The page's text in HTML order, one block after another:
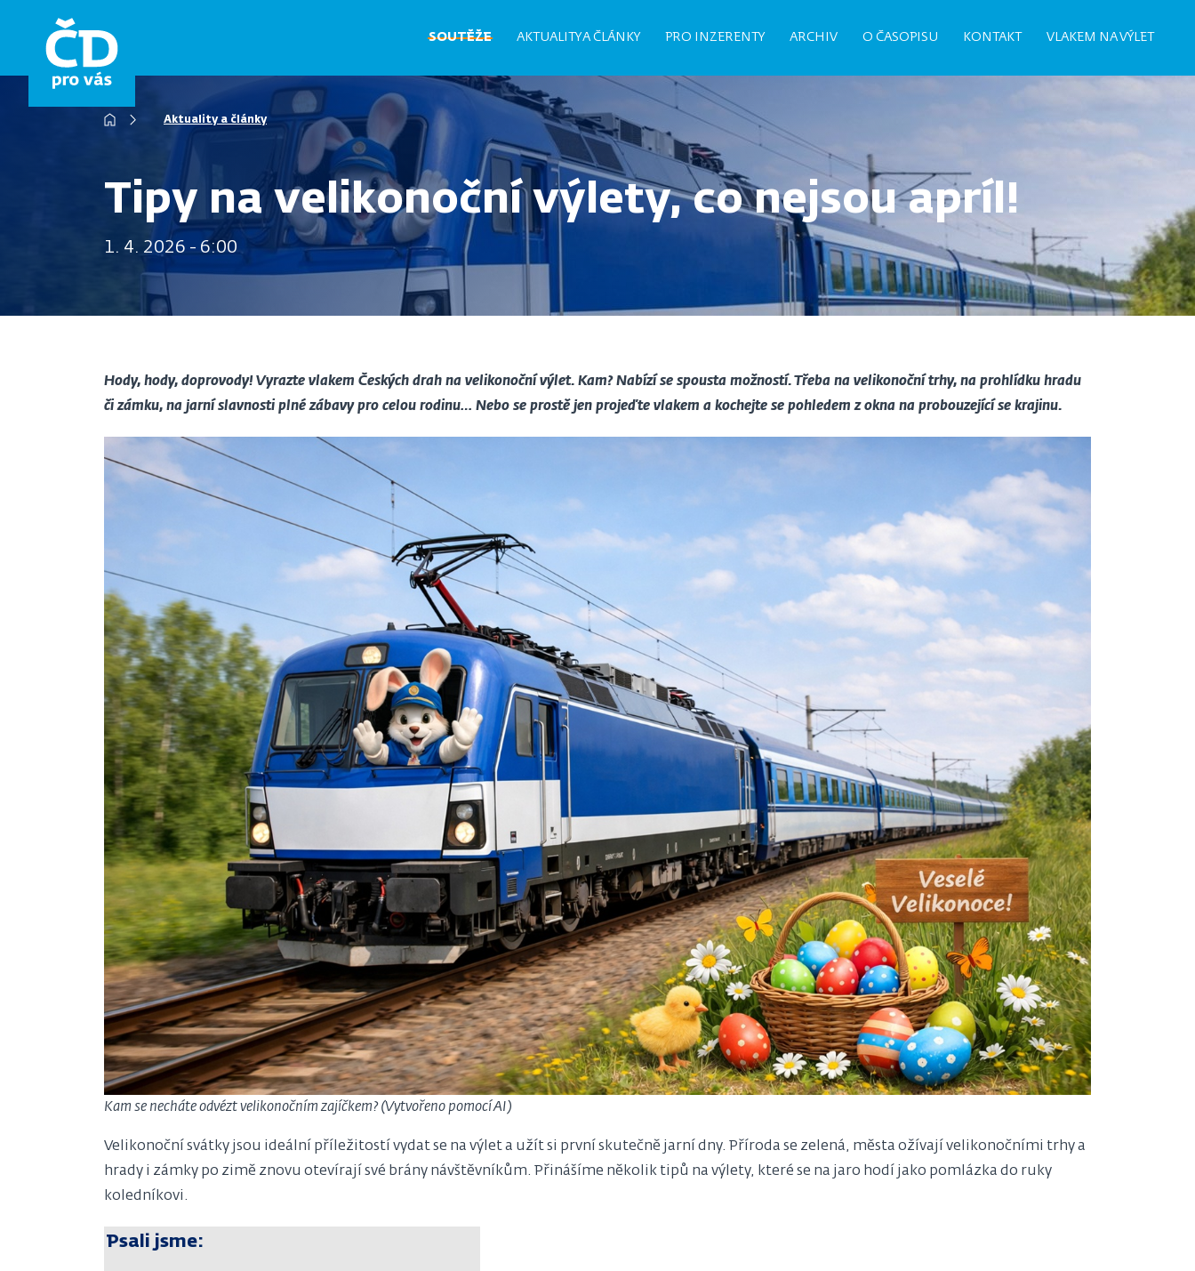
hlavnímu
SOUTĚŽE AKTUALITY A ČLÁNKY PRO INZERENTY ARCHIV O ČASOPISU KONTAKT VLAKEM NA VÝLET
Drobečková
navigace
Aktuality a články
Tipy na velikonoční výlety, co nejsou apríl!
1. 4. 2026 - 6:00
Hody, hody, doprovody! Vyrazte vlakem Českých drah na velikonoční výlet. Kam? Nabízí se spousta možností. Třeba na velikonoční trhy, na prohlídku hradu
či zámku, na jarní slavnosti plné zábavy pro celou rodinu… Nebo se prostě jen projeďte vlakem a kochejte se pohledem z okna na probouzející se krajinu.
Kam se necháte odvézt velikonočním zajíčkem? (Vytvořeno pomocí AI)
Velikonoční svátky jsou ideální příležitostí vydat se na výlet a užít si první skutečně jarní dny. Příroda se zelená, města ožívají velikonočními trhy a
hrady i zámky po zimě znovu otevírají své brány návštěvníkům. Přinášíme několik tipů na výlety, které se na jaro hodí jako pomlázka do ruky
koledníkovi.
Psali jsme: